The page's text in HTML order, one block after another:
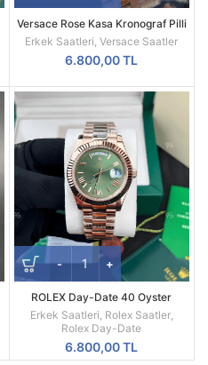
Versace Rose Kasa Kronograf Pilli
Mekanizma Replika Erkek Kol
Saati
Erkek Saatleri ,Versace Saatler
6.800,00TL
ROLEX Day-Date 40 Oyster
Everose Gold Ref M228235-0025
Erkek Saatleri Rolex Saatler,
Rolex Day-Date
6.800,00TL